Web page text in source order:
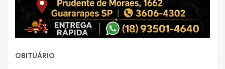
OBITUÁRIO